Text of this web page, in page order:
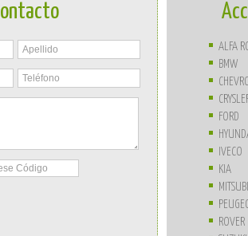
ALFA
BMW
FORD
IVECO
KIA
ROVER